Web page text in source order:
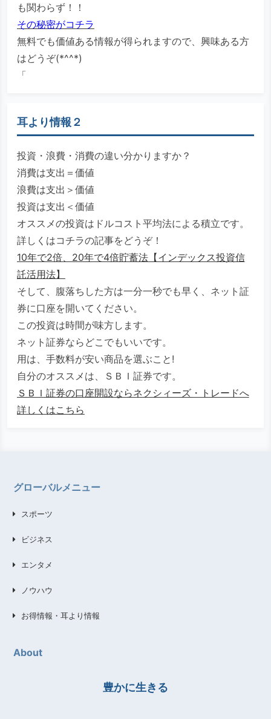
も関わらず！！
その秘密がコチラ
無料でも価値ある情報が得られますので、興味ある方
はどうぞ(*^^*)
「
耳より情報２
投資・浪費・消費の違い分かりますか？
消費は支出＝価値
浪費は支出＞価値
投資は支出＜価値
オススメの投資はドルコスト平均法による積立です。
詳しくはコチラの記事をどうぞ！
10年で2倍、20年で4倍貯蓄法【インデックス投資信
託活用法】
そして、腹落ちした方は一分一秒でも早く、ネット証
券に口座を開いてください。
この投資は時間が味方します。
ネット証券ならどこでもいいです。
用は、手数料が安い商品を選ぶこと!
自分のオススメは、ＳＢＩ証券です。
ＳＢＩ証券の口座開設ならネクシィーズ・トレードへ
詳しくはこちら
グローバルメニュー
スポーツ
ビジネス
エンタメ
ノウハウ
お得情報・耳より情報
About
豊かに生きる